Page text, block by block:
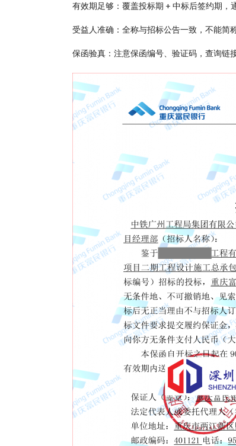
有效期足够：覆盖投标期 + 中标后签约期，
受益人准确：全称与招标公告一致，不能简
保函验真：注意保函编号、验证码，查询链